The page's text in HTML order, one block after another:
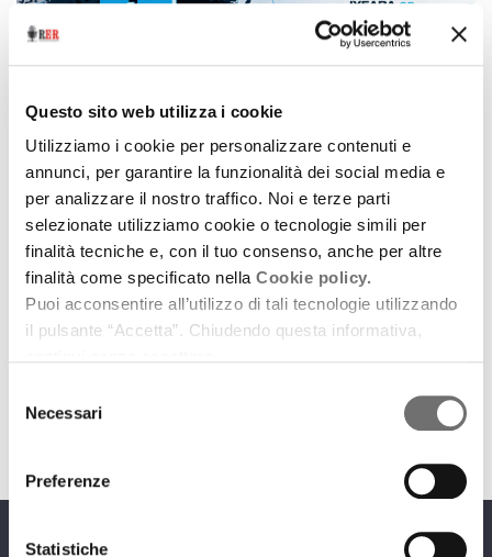
Questo sito web utilizza i cookie
Utilizziamo i cookie per personalizzare contenuti e
annunci, per garantire la funzionalità dei social media e
per analizzare il nostro traffico. Noi e terze parti
selezionate utilizziamo cookie o tecnologie simili per
finalità tecniche e, con il tuo consenso, anche per altre
finalità come specificato nella Cookie policy.
Puoi acconsentire all’utilizzo di tali tecnologie utilizzando
il pulsante “Accetta”. Chiudendo questa informativa,
delNecessari
Preferenze
Statistiche
Emilia-Romagna Music Commission
Il 6 e 7 dicembre torna a Bologna Europavox
4 dicembre 2019
Estragon Club presenta il Festival dedicato alla